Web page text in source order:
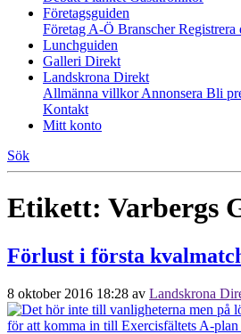
Företagsguiden
Företag A-Ö BranscherRegistrera
Lunchguiden
Galleri Direkt
Landskrona Direkt
Allmänna villkorAnnonsera Bli
Kontakt
Mitt konto
Sök
Etikett: Varbergs
Förlust i första
8 oktober 2016 18:28 av Landskrona